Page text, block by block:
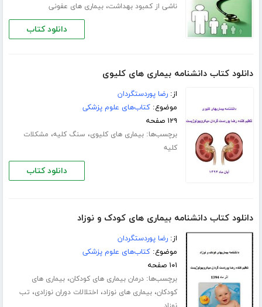
ناشی از کمبود بهداشت،بیماری های عفونی
دانلود کتاب
دانلود کتاب دانشنامه بیماری های کلیوی
از:رضا پوردستگردان
موضوع:کتاب‌های علوم پزشکی
۱۲۹ صفحه
برچسب‌ها:بیماری های کلیوی، سنگ کلیه، مشکلات
کلیه
دانلود کتاب
دانلود کتاب دانشنامه بیماری های کودک و نوزاد
از:رضا پوردستگردان
موضوع:کتاب‌های علوم پزشکی
۱۰۱ صفحه
برچسب‌ها:درمان بیماری های کودکان،بیماری های
کودکان،بیماری های نوزاد، اختلالات دوران نوزادی، تب